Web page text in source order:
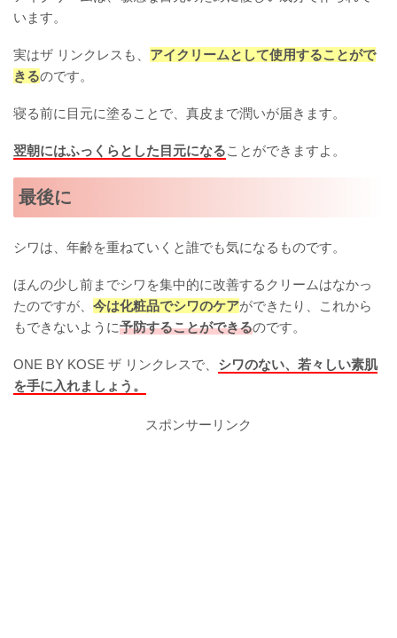
います。
実はザ リンクレスも、 アイクリームとして使用することがで
きるのです。
寝る前に目元に塗ることで、真皮まで潤いが届きます。
翌朝にはふっくらとした目元になることができますよ。
最後に
シワは、年齢を重ねていくと誰でも気になるものです。
ほんの少し前までシワを集中的に改善するクリームはなかっ
たのですが、 今は化粧品でシワのケアができたり、これから
もできないように予防することができるのです。
ONE BY KOSE ザ リンクレスで、 シワのない、若々しい素肌
を手に入れましょう。
スポンサーリンク